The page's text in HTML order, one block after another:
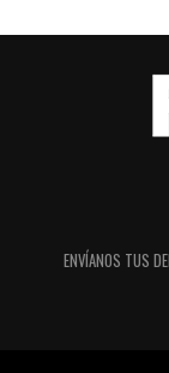
ENVÍANOS TUS